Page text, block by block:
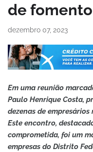
de fomento
dezembro 07, 2023
Em uma reunião
Paulo Henrique Costa,
dezenas de
Este encontro,
comprometida, foi um
empresas do Distrito